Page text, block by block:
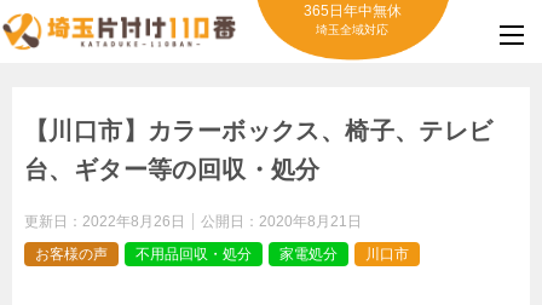
365日年中無休
埼玉全域対応
【川口市】カラーボックス、椅子、テレビ
台、ギター等の回収・処分
更新日： 2022年8月26日 公開日： 2020年8月21日
お客様の声
不用品回収・処分 家電処分 川口市